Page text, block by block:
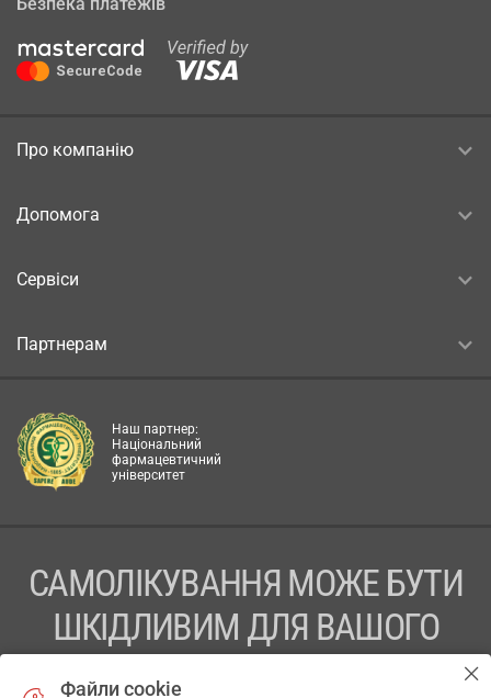
Про компанію
Допомога
Сервіси
Партнерам
Наш партнер:
Національний
фармацевтичний
університет
САМОЛІКУВАННЯ МОЖЕ БУТИ
ШКІДЛИВИМ ДЛЯ ВАШОГО
Файли cookie